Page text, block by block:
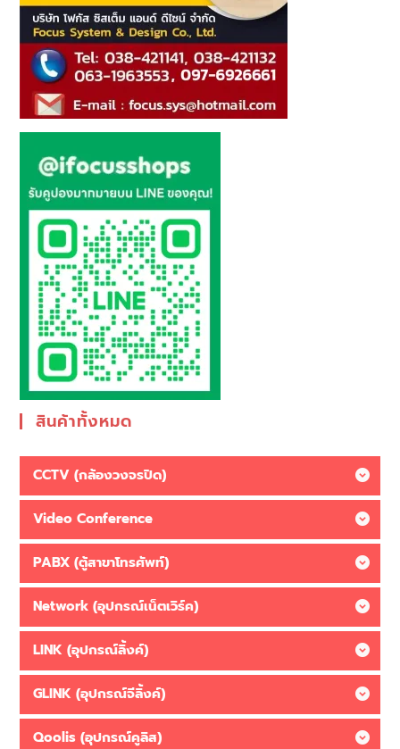
สินค้าทั้งหมด
CCTV (กล้องวงจรปิด)
Video Conference
PABX (ตู้สาขาโทรศัพท์)
Network (อุปกรณ์เน็ตเวิร์ค)
LINK (อุปกรณ์ลิ้งค์)
GLINK (อุปกรณ์จีลิ้งค์)
Qoolis (อุปกรณ์คูลิส)